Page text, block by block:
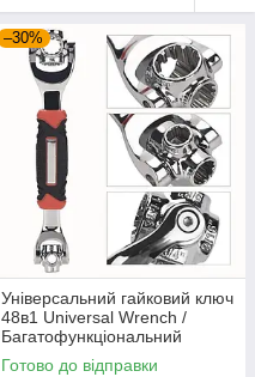
–30%
Універсальний гайковий ключ
48в1 Universal Wrench /
Багатофункціональний
торцевий ключ
Готово до відправки